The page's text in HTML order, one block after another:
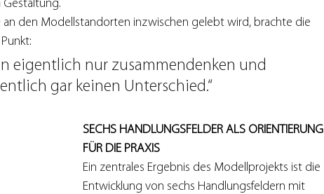
an den Modellstandorten inzwischen gelebt wird, brachte die
eigentlich nur zusammendenken und
gar keinen Unterschied.“
SECHS HANDLUNGSFELDER ALS ORIENTIERUNG
FÜR DIE PRAXIS
Ein zentrales Ergebnis des Modellprojekts ist die
Entwicklung von sechs Handlungsfeldern mit